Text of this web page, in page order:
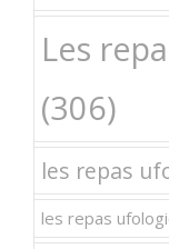
Les
(306)
les repas
les repas